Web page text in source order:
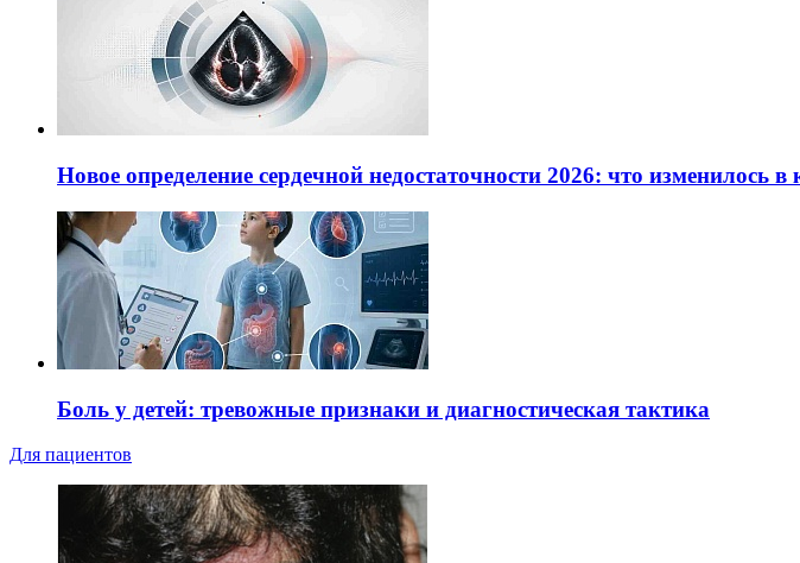
Новое определение сердечной недостаточности 2026: что изменилось
Боль у детей: тревожные признаки и диагностическая тактика
Для пациентов